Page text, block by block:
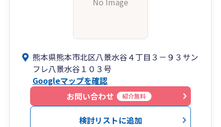
熊本県熊本市北区八景水谷４丁目３－９３サン
フレ八景水谷１０３号
Googleマップを確認
お問い合わせ
紹介無料
検討リストに追加